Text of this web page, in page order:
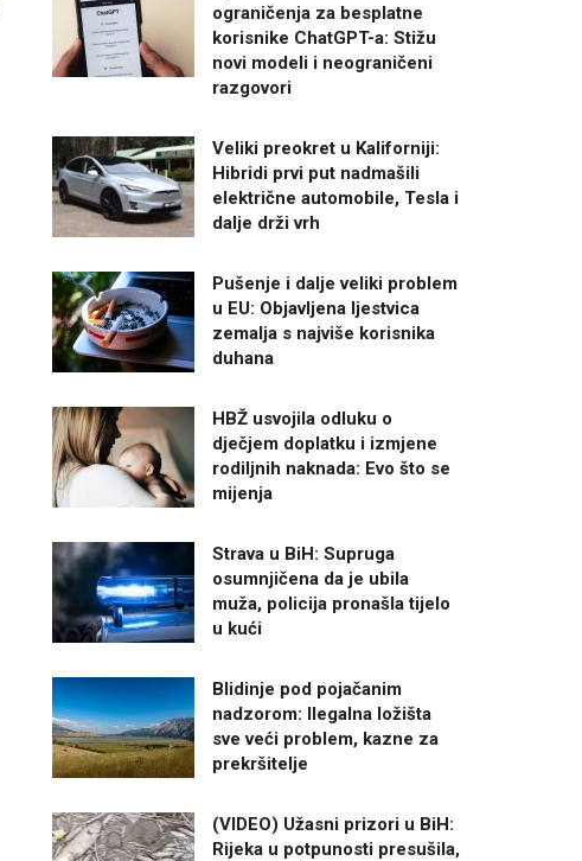
ograničenja za besplatne
korisnike ChatGPT-a: Stižu
novi modeli i neograničeni
razgovori
Veliki preokret u Kaliforniji:
Hibridi prvi put nadmašili
električne automobile, Tesla i
dalje drži vrh
Pušenje i dalje veliki problem
u EU: Objavljena ljestvica
zemalja s najviše korisnika
duhana
HBŽ usvojila odluku o
dječjem doplatku i izmjene
rodiljnih naknada: Evo što se
mijenja
Strava u BiH: Supruga
osumnjičena da je ubila
muža, policija pronašla tijelo
u kući
Blidinje pod pojačanim
nadzorom: Ilegalna ložišta
sve veći problem, kazne za
prekršitelje
(VIDEO) Užasni prizori u BiH:
Rijeka u potpunosti presušila,